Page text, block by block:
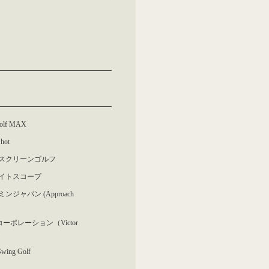
MAX
クリーンゴルフ
トスコープ
ンジャパン (Approach
ーポレーション（Victor
Golf